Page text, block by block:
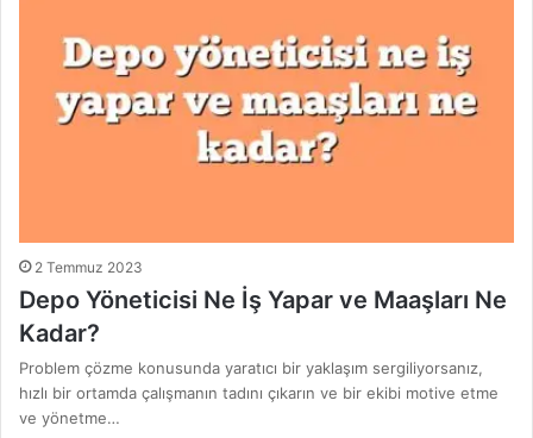
2 Temmuz 2023
Depo Yöneticisi Ne İş Yapar ve Maaşları Ne
Kadar?
Problem çözme konusunda yaratıcı bir yaklaşım sergiliyorsanız,
hızlı bir ortamda çalışmanın tadını çıkarın ve bir ekibi motive etme
ve yönetme…